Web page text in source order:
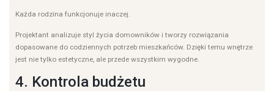
Każda rodzina funkcjonuje inaczej.
Projektant analizuje styl życia domowników i tworzy rozwiązania
dopasowane do codziennych potrzeb mieszkańców. Dzięki temu wnętrze
jest nie tylko estetyczne, ale przede wszystkim wygodne.
4. Kontrola budżetu